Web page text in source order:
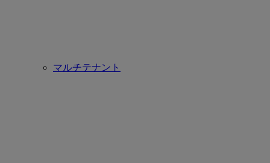
マルチテナント